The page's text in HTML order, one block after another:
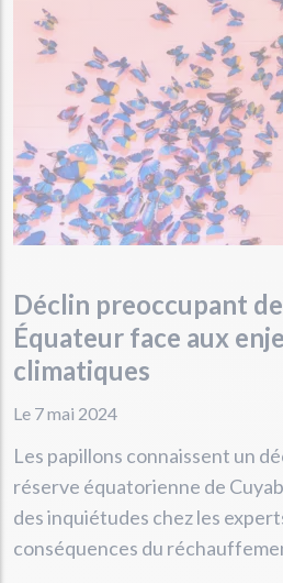
Déclin preoccupant
Équateur face aux
climatiques
Le 7 mai 2024
Les papillons connaissent un
réserve équatorienne de
des inquiétudes chez les
conséquences du